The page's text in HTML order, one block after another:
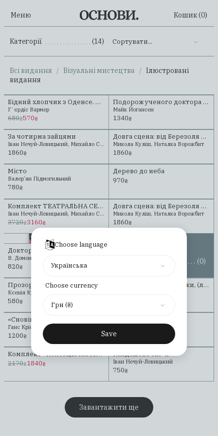
Меню Кошик (0)
Категорії (14) Сортувати...
Всі видання / Візуальні мистецтва / Ілюстровані
видання
Передзамовлення Бідний хлопчик з Оденсе. Андерсен. Казка його життя
Гʼєрдіс Вармер
680₴570₴
Новинка Подорож ученого доктора Леонардо і його майбутньої коханки прекрасної Альчести у Слобожанську Швейцарію
Майк Йогансен
1340₴
За чотирма зайцями
Іван Нечуй-Левицький, Михайло Старицький
1860₴
Довга сцена: від Березоля до Революції гідності
Микола Куліш, Наталка Ворожбит
1860₴
Місто
Валер’ян Підмогильний
780₴
Дерево до неба
970₴
Комплект ТЕАТРАЛЬНА СЕРІЯ
Іван Нечуй-Левицький, Михайло Старицький, Микола Куліш, Наталка Ворожбит
3720₴3160₴
Новинка Довга сцена: від Березоля до Революції гідності (з автографом)
Микола Куліш, Наталка Ворожбит
1860₴
Доктор Серафікус
В. Домонтович
820₴
Переглянути всі (0)
Прозора Лілі
Ксенія Кушец
580₴
«Сновійко» та інші казки, (лазурова оправа)
Ганс Крістіан Андерсен
1200₴ 750
Комплект «Колекція казок», (охрова оправа)
2170₴1840₴
Кайдашева сімʼя
Іван Нечуй-Левицький
750₴
Завантажити ще
Choose language
Українська
Choose currency
Грн (₴)
Save